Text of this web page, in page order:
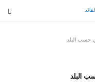
حسب البلد
البلد